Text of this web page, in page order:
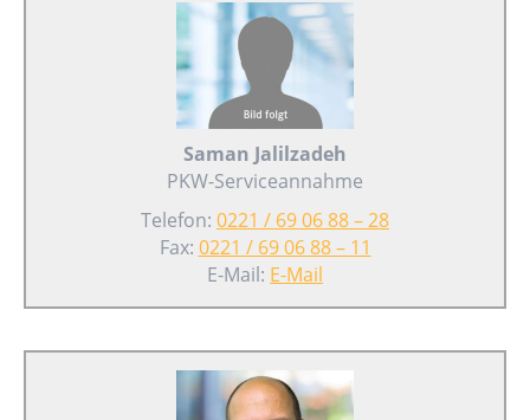
Saman Jalilzadeh
PKW-Serviceannahme
Telefon: 0221 / 69 06 88 – 28
Fax: 0221 / 69 06 88 – 11
E-Mail: E-Mail